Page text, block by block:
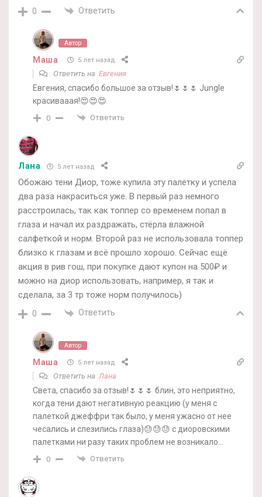
0 Ответить
Автор
Маша 5 лет назад
Ответить на Евгения
Евгения, спасибо большое за отзыв!🌷🌷🌷 Jungle
красивааая!😍😍😍
0 Ответить
Лана 5 лет назад
Обожаю тени Диор, тоже купила эту палетку и успела
два раза накраситься уже. В первый раз немного
расстроилась, так как топпер со временем попал в
глаза и начал их раздражать, стёрла влажной
салфеткой и норм. Второй раз не использовала топпер
близко к глазам и всё прошло хорошо. Сейчас ещё
акция в рив гош, при покупке дают купон на 500₽ и
можно на диор использовать, например, я так и
сделала, за 3 тр тоже норм получилось)
0 Ответить
Автор
Маша 5 лет назад
Ответить на Лана
Света, спасибо за отзыв!🌷🌷🌷 блин, это неприятно,
когда тени дают негативную реакцию (у меня с
палеткой джеффри так было, у меня ужасно от нее
чесались и слезились глаза)😓😓😓 с диоровскими
палетками ни разу таких проблем не возникало…
0 Ответить